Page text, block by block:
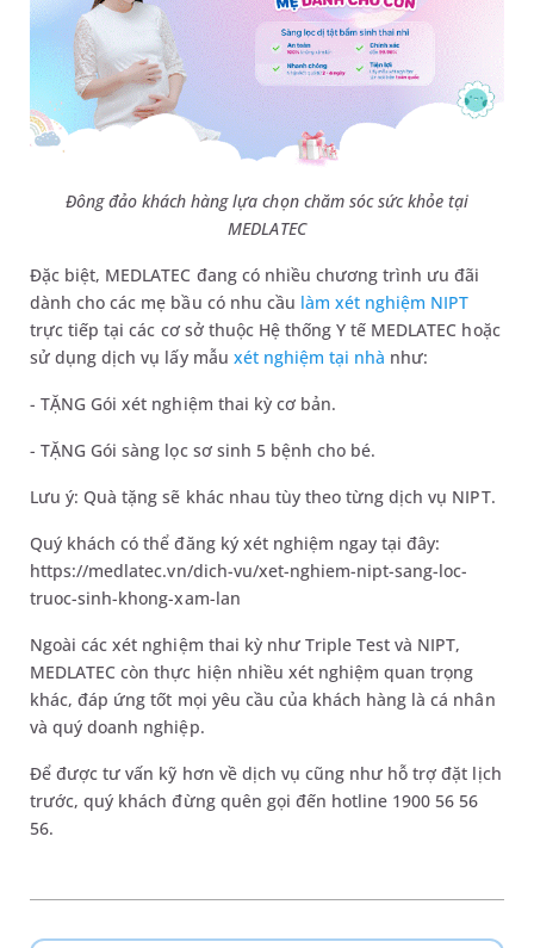
Đông đảo khách hàng lựa chọn chăm sóc sức khỏe tại
MEDLATEC
Đặc biệt, MEDLATEC đang có nhiều chương trình ưu đãi
dành cho các mẹ bầu có nhu cầu làm xét nghiệm NIPT
trực tiếp tại các cơ sở thuộc Hệ thống Y tế MEDLATEC hoặc
sử dụng dịch vụ lấy mẫu xét nghiệm tại nhà như:
- TẶNG Gói xét nghiệm thai kỳ cơ bản.
- TẶNG Gói sàng lọc sơ sinh 5 bệnh cho bé.
Lưu ý: Quà tặng sẽ khác nhau tùy theo từng dịch vụ NIPT.
Quý khách có thể đăng ký xét nghiệm ngay tại đây:
https://medlatec.vn/dich-vu/xet-nghiem-nipt-sang-loc-
truoc-sinh-khong-xam-lan
Ngoài các xét nghiệm thai kỳ như Triple Test và NIPT,
MEDLATEC còn thực hiện nhiều xét nghiệm quan trọng
khác, đáp ứng tốt mọi yêu cầu của khách hàng là cá nhân
và quý doanh nghiệp.
Để được tư vấn kỹ hơn về dịch vụ cũng như hỗ trợ đặt lịch
trước, quý khách đừng quên gọi đến hotline 1900 56 56
56.